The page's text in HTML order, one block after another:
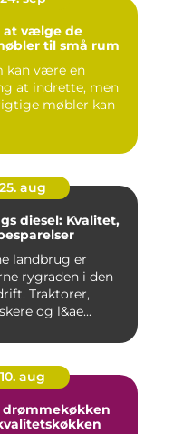
at vælge de
til små rum
kan være en
at indrette, men
møbler kan
25. aug
diesel: Kvalitet,
landbrug er
rygraden i den
Traktorer,
og l&ae...
10. aug
drømmekøkken